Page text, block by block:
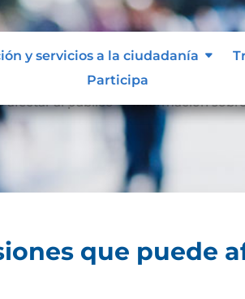
y servicios a la ciudadanía
Participa
al público Información
y servicios a la ciudadanía
Participa
que puede